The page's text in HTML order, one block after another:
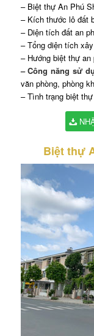
– Biệt thự An Phú
– Kích thước lô đất
– Diện tích đất an
– Tổng diện tích
– Hướng biệt thự an
– Công năng sử
văn phòng, phòng
– Tình trạng biệt
Biệt thự